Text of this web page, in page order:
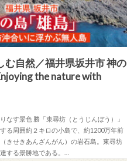
む自然／福井県坂井市 神の
the nature with
なす景色 勝「東尋坊（とうじんぼう）」
る周囲約２キロの小島で、約1200万年前
きせきあんざんがん）の岩石島。東尋坊
する景勝地である。…